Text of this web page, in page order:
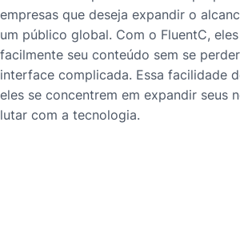
empresas que deseja expandir o
um público global. Com o FluentC,
facilmente seu conteúdo sem se
interface complicada. Essa facilidade
eles se concentrem em expandir seus
lutar com a tecnologia.